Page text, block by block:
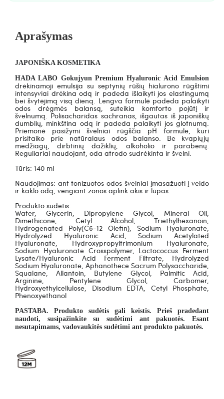
Aprašymas
JAPONIŠKA KOSMETIKA
HADA LABO Gokujyun Premium Hyaluronic Acid Emulsion
drėkinamoji emulsija su septynių rūšių hialurono rūgštimi
intensyviai drėkina odą ir padeda išlaikyti jos elastingumą
bei švytėjimą visą dieną. Lengva formulė padeda palaikyti
odos drėgmės balansą, suteikia komforto pojūtį ir
švelnumą. Polisacharidas sachranas, išgautas iš japoniškų
dumblių, minkština odą ir padeda palaikyti jos glotnumą.
Priemonė pasižymi švelniai rūgščia pH formule, kuri
prisitaiko prie natūralaus odos balanso. Be kvapiųjų
medžiagų, dirbtinių dažiklių, alkoholio ir parabenų.
Reguliariai naudojant, oda atrodo sudrėkinta ir švelni.
Tūris: 140 ml
Naudojimas: ant tonizuotos odos švelniai įmasažuoti į veido
ir kaklo odą, vengiant zonos aplink akis ir lūpas.
Produkto sudėtis:
Water, Glycerin, Dipropylene Glycol, Mineral Oil,
Dimethicone, Cetyl Alcohol, Triethylhexanoin,
Hydrogenated Poly(C6-12 Olefin), Sodium Hyaluronate,
Hydrolyzed Hyaluronic Acid, Sodium Acetylated
Hyaluronate, Hydroxypropyltrimonium Hyaluronate,
Sodium Hyaluronate Crosspolymer, Lactococcus Ferment
Lysate/Hyaluronic Acid Ferment Filtrate, Hydrolyzed
Sodium Hyaluronate, Aphanothece Sacrum Polysaccharide,
Squalane, Allantoin, Butylene Glycol, Palmitic Acid,
Arginine, Pentylene Glycol, Carbomer,
Hydroxyethylcellulose, Disodium EDTA, Cetyl Phosphate,
Phenoxyethanol
PASTABA. Produkto sudėtis gali keistis. Prieš pradedant
naudoti, susipažinkite su sudėtimi ant pakuotės. Esant
nesutapimams, vadovaukitės sudėtimi ant produkto pakuotės.